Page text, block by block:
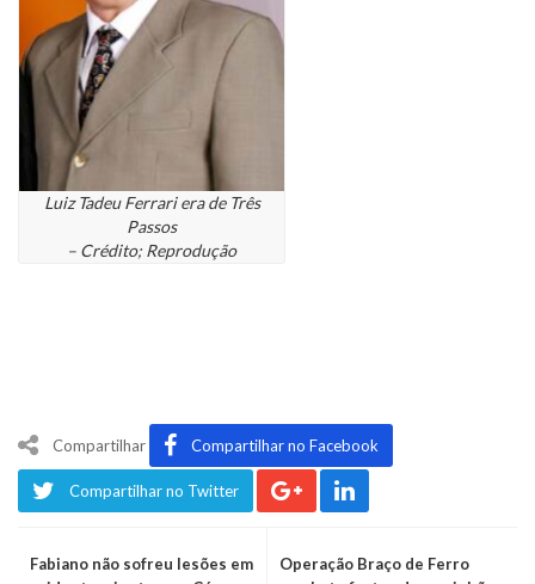
Luiz Tadeu Ferrari era de Três
Passos
– Crédito; Reprodução
Compartilhar Compartilhar no Facebook
Compartilhar no Twitter
Fabiano não sofreu lesões em
Operação Braço de Ferro